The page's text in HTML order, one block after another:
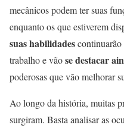
mecânicos podem ter suas
enquanto os que estiverem
suas habilidadescontinuarão
trabalho e vãose destacar
poderosas que vão melhorar
Ao longo da história, muitas
surgiram. Basta analisar as